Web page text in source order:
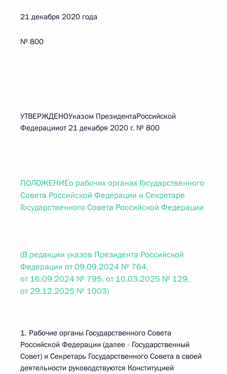
21 декабря 2020 года
№ 800
УТВЕРЖДЕНОУказом ПрезидентаРоссийской
Федерацииот 21 декабря 2020 г. № 800
ПОЛОЖЕНИЕо рабочих органах Государственного
Совета Российской Федерации и Секретаре
Государственного Совета Российской Федерации
(В редакции указов Президента Российской
Федерации от 09.09.2024 № 764,
от 16.09.2024 № 795, от 10.03.2025 № 129,
от 29.12.2025 № 1003)
1. Рабочие органы Государственного Совета
Российской Федерации (далее - Государственный
Совет) и Секретарь Государственного Совета в своей
деятельности руководствуются Конституцией